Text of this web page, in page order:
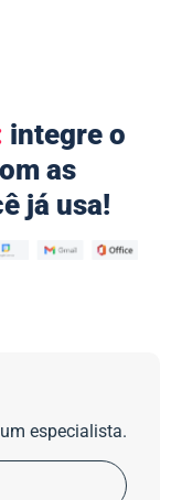
integre o
as
já usa!
especialista.